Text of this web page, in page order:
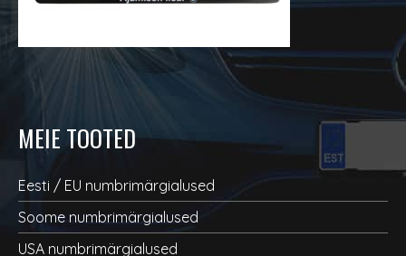
MEIE TOOTED
Eesti / EU numbrimärgialused
Soome numbrimärgialused
USA numbrimärgialused